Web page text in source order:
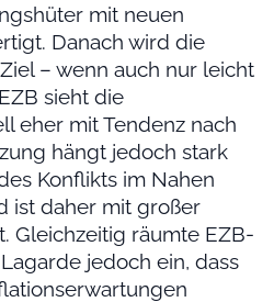
mit neuen
Danach wird die
– wenn auch nur leicht
sieht die
eher mit Tendenz nach
hängt jedoch stark
Konflikts im Nahen
ist daher mit großer
Gleichzeitig räumte EZB-
jedoch ein, dass